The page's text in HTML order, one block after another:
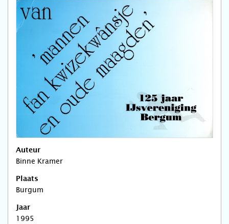
Auteur
Binne Kramer
Plaats
Burgum
Jaar
1995